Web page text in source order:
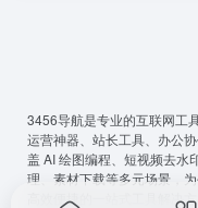
3456导航是专业的互联网工
运营神器、站长工具、办公
盖 AI 绘图编程、短视频去水
理、素材下载等多元场景，
高效便捷的一站式工具解决